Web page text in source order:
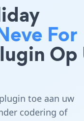
For
Op
toe aan uw
codering of